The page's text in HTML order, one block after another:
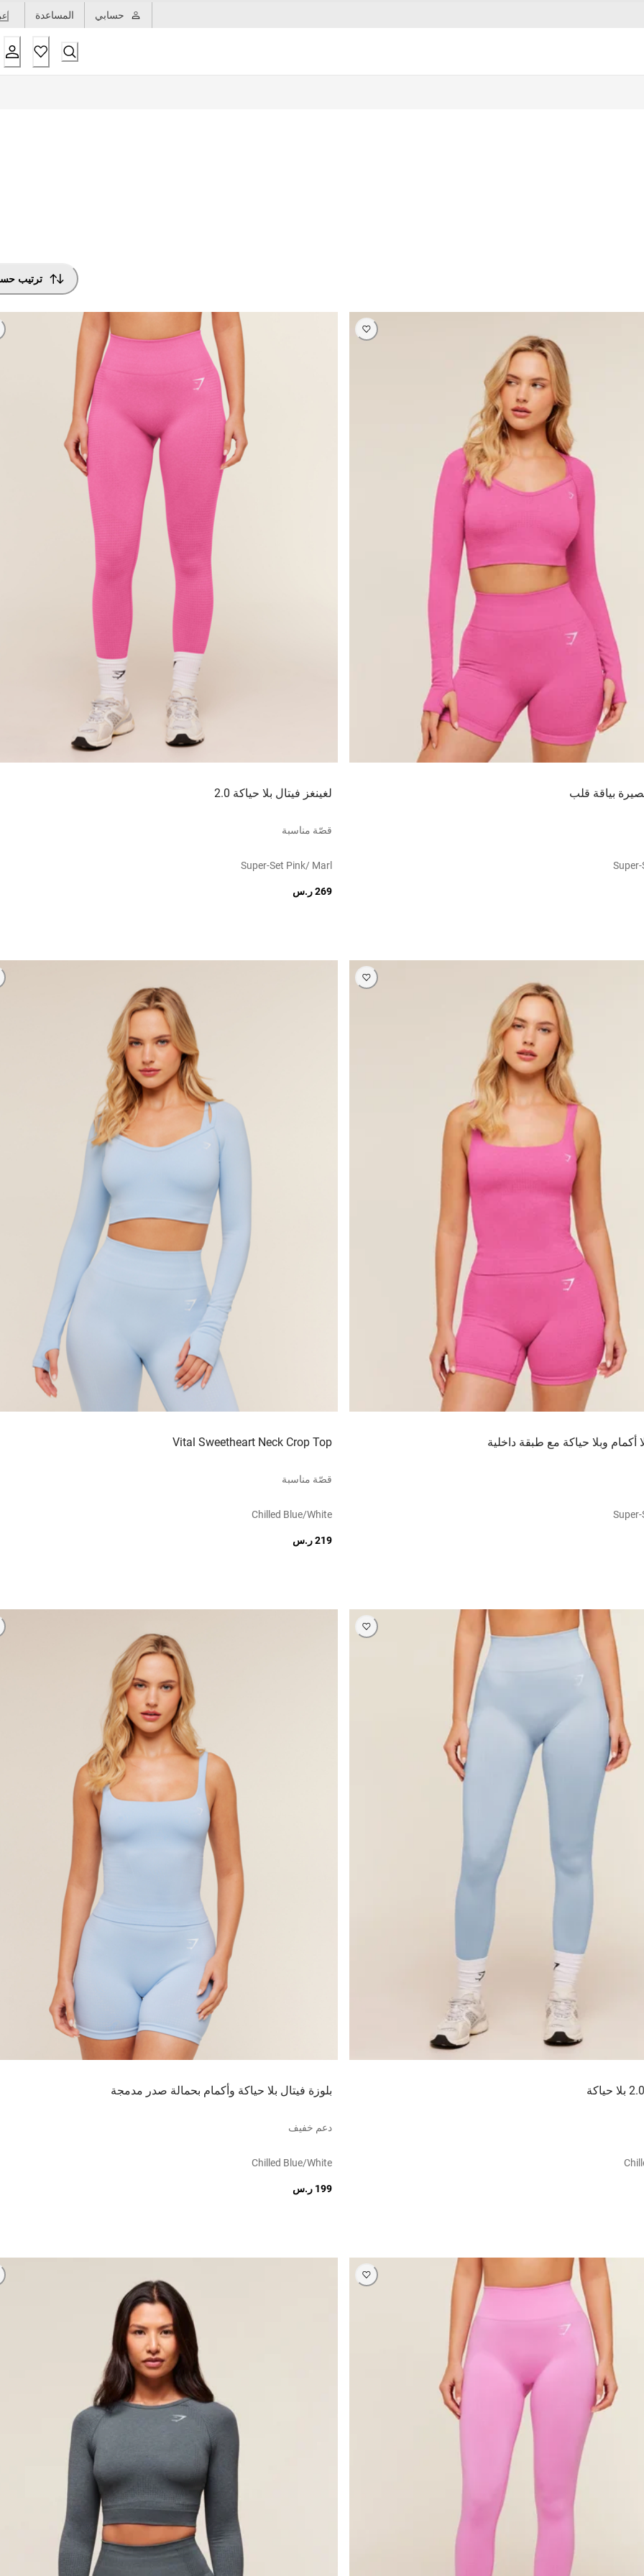
حسابي المساعدة
ترتيب
بياقة قلب لغينغز فيتال بلا حياكة 2.0
قصّة مناسبة
Super-Set Pink/ Marl
269 ر.س
أكمام وبلا حياكة مع طبقة داخلية Vital Sweetheart Neck Crop Top
قصّة مناسبة
Chilled Blue/white
219 ر.س
بلوزة فيتال بلا حياكة وأكمام بحمالة صدر مدمجة
دعم خفيف
Chilled Blue/white
199 ر.س